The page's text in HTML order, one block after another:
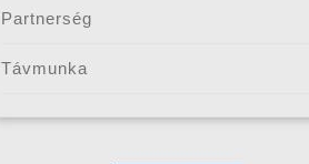
Partnerség
Távmunka